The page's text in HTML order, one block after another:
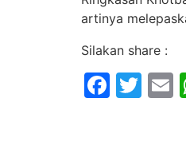
artinya
Silakan share :